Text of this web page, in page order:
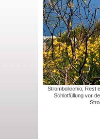
Strombolicchio, Rest
Schlotfüllung vor